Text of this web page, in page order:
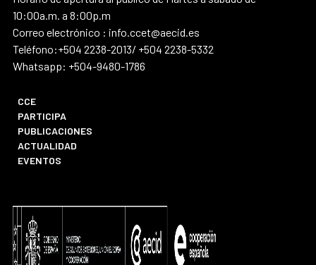
10:00a.m. a 8:00p.m
Correo electrónico : info.ccet@aecid.es
Teléfono:+504 2238-2013/ +504 2238-5332
Whatsapp: +504-9480-1786
CCE
PARTICIPA
PUBLICACIONES
ACTUALIDAD
EVENTOS